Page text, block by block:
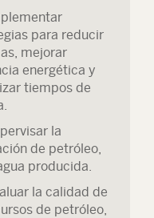
para reducir
mejorar
energética y
tiempos de
la
de petróleo,
producida.
la calidad de
de petróleo,